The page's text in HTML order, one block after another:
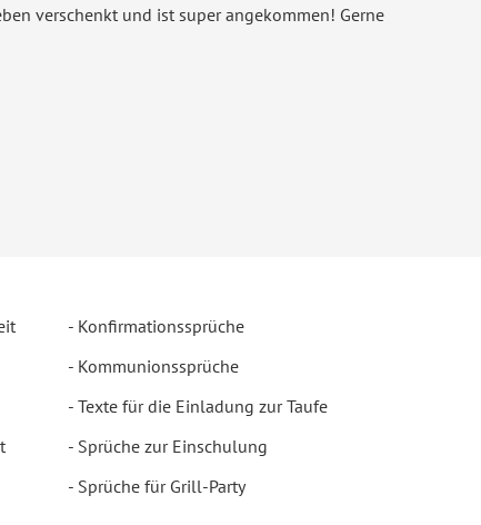
verschenkt und ist super angekommen! Gerne
Konfirmationssprüche
Kommunionssprüche
Texte für die Einladung zur Taufe
Sprüche zur Einschulung
Sprüche für Grill-Party